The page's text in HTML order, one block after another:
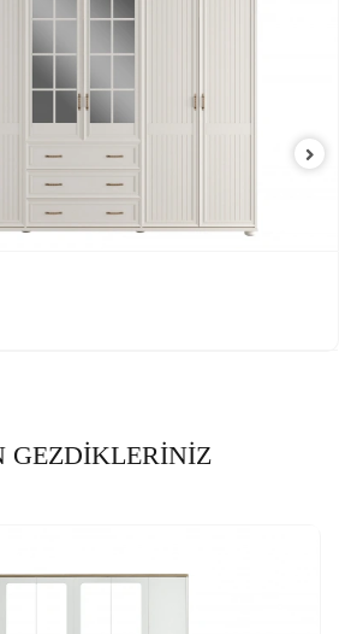
GEZDİKLERİNİZ